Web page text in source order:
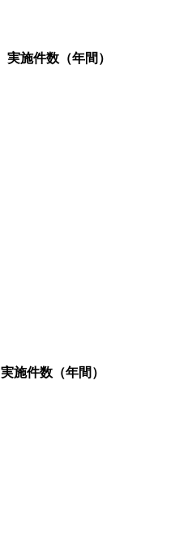
実施件数（年間）
実施件数（年間）